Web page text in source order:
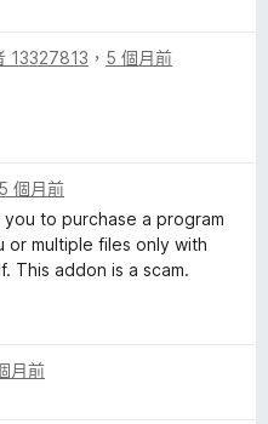
13327813 ， 5 個月前
5 個月前
to purchase a program
or multiple files only with
This addon is a scam.
月前